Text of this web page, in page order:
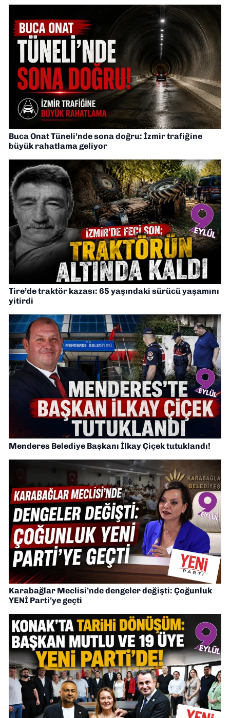
Buca Onat Tüneli’nde sona doğru: İzmir trafiğine
büyük rahatlama geliyor
Tire’de traktör kazası: 65 yaşındaki sürücü yaşamını
yitirdi
Menderes Belediye Başkanı İlkay Çiçek tutuklandı!
Karabağlar Meclisi’nde dengeler değişti: Çoğunluk
YENİ Parti’ye geçti